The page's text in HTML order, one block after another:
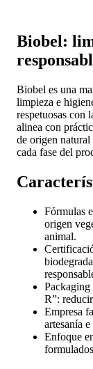
Biobel:
Biobel es una
limpieza e
respetuosas con
alinea con
de origen
cada fase del
Fórmulas
origen
animal.
Packaging
R”:
Empresa
artesanía
Enfoque